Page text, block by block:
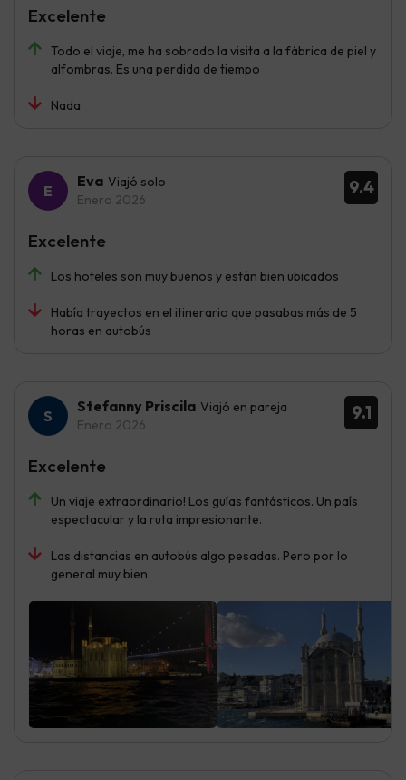
Todo el viaje, me ha sobrado la visita a la fábrica de piel y
alfombras. Es una perdida de tiempo
Nada
Excelente
9.4
Eva Viajó solo
Enero 2026
Los hoteles son muy buenos y están bien ubicados
Había trayectos en el itinerario que pasabas más de 5
horas en autobús
Excelente
9.1
Stefanny Priscila Viajó en pareja
Enero 2026
Un viaje extraordinario! Los guías fantásticos. Un país
espectacular y la ruta impresionante.
Las distancias en autobús algo pesadas. Pero por lo
general muy bien
Excelente